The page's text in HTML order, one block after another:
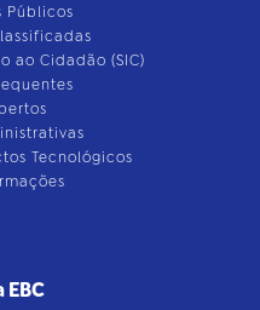
Públicos
ao Cidadão (SIC)
Tecnológicos
EBC